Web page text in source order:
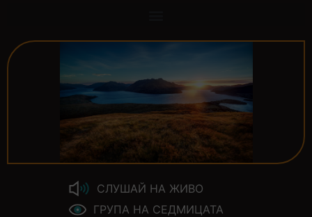
СЛУШАЙ НА ЖИВО
ГРУПА НА СЕДМИЦАТА